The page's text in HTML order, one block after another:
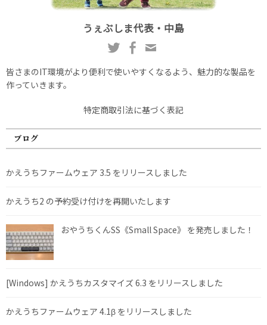
うぇぶしま代表・中島
皆さまのIT環境がより便利で使いやすくなるよう、魅力的な製品を
作っていきます。
特定商取引法に基づく表記
ブログ
かえうちファームウェア 3.5 をリリースしました
かえうち2 の予約受け付けを再開いたします
おやうちくんSS《Small Space》 を発売しました！
[Windows] かえうちカスタマイズ 6.3 をリリースしました
かえうちファームウェア 4.1β をリリースしました